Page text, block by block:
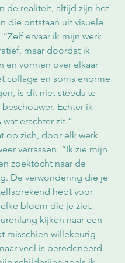
de realiteit, altijd zijn het
die ontstaan uit visuele
ervaar ik mijn werk
maar doordat ik
en vormen over elkaar
collage en soms enorme
is dit niet steeds te
Echter ik
erachter zit.”
op zich, door elk werk
verrassen. “Ik zie mijn
zoektocht naar de
De verwondering die je
hebt voor
bloem die je ziet.
kijken naar een
misschien willekeurig
veel is beredeneerd.